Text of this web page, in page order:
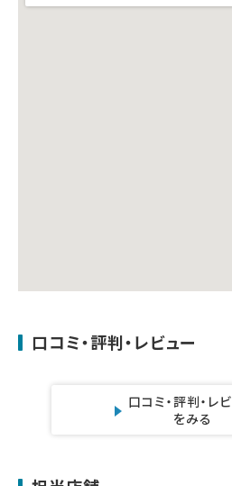
口コミ・評判・レビュー
口コミ・評判・レ
をみる